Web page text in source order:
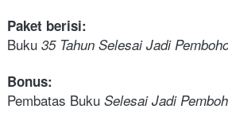
Paket berisi:
Buku 35 Tahun Selesai Jadi
Bonus:
Pembatas Buku Selesai Jadi